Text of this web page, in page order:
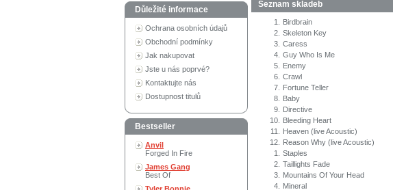
Důležité informace
Ochrana osobních údajů
Obchodní podmínky
Jak nakupovat
Jste u nás poprvé?
Kontaktujte nás
Dostupnost titulů
Bestseller
Anvil
Forged In Fire
James Gang
Best Of
Seznam skladeb
1.
Birdbrain
2. Skeleton Key
3. Caress
4. Guy Who Is Me
5.
Enemy
6. Crawl
7.
Fortune Teller
8.
Baby
9.
Directive
10.
Bleeding Heart
11.
Heaven (live Acoustic)
12.
Reason Why (live Acoustic)
1.
Staples
2. Taillights Fade
3.
Mountains Of Your Head
4.
Mineral